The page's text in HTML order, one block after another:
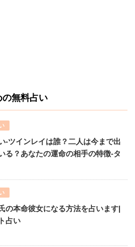
の無料占い
-ツインレイは誰？二人は今まで出
る？あなたの運命の相手の特徴-タ
の本命彼女になる方法を占います|
占い